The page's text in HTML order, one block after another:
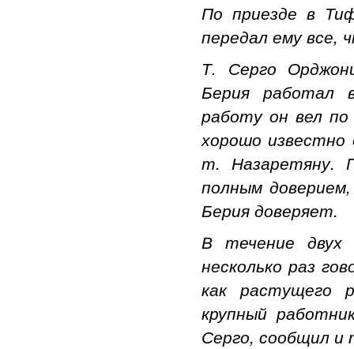
По приезде в
передал ему все,
Т. Серго
Берия работал
работу он вел
хорошо
т. Назаретяну.
полным
Берия доверяет.
В течение двух
несколько раз
как растущего
крупный
Серго, сообщил